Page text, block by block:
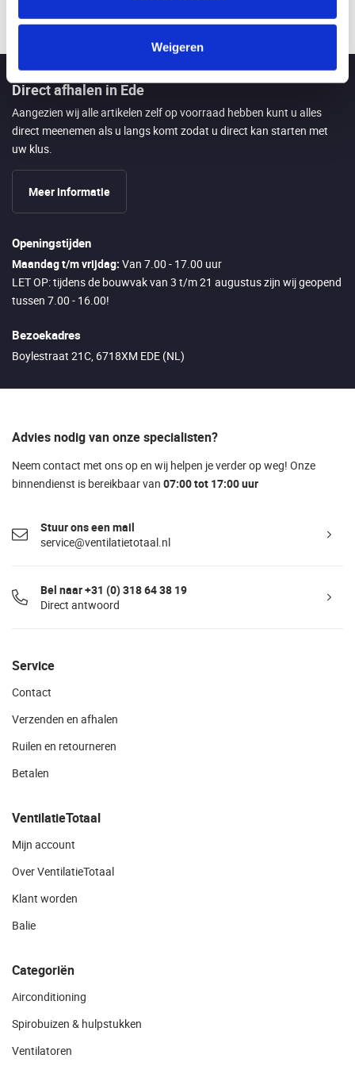
Weigeren
Direct afhalen in Ede
Aangezien wij alle artikelen zelf op voorraad hebben kunt u alles
direct meenemen als u langs komt zodat u direct kan starten met
uw klus.
Meer informatie
Openingstijden
Maandag t/m vrijdag: Van 7.00 - 17.00 uur
LET OP: tijdens de bouwvak van 3 t/m 21 augustus zijn wij geopend
tussen 7.00 - 16.00!
Bezoekadres
Boylestraat 21C, 6718XM EDE (NL)
Advies nodig van onze specialisten?
Neem contact met ons op en wij helpen je verder op weg! Onze
binnendienst is bereikbaar van 07:00 tot 17:00 uur
Stuur ons een mail
service@ventilatietotaal.nl
Bel naar +31 (0) 318 64 38 19
Direct antwoord
Service
Contact
Verzenden en afhalen
Ruilen en retourneren
Betalen
VentilatieTotaal
Mijn account
Over VentilatieTotaal
Klant worden
Balie
Categoriën
Airconditioning
Spirobuizen & hulpstukken
Ventilatoren